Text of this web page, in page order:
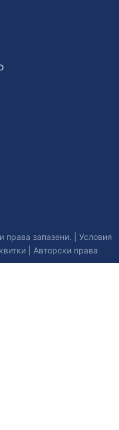
запазени. | Условия
| Авторски права